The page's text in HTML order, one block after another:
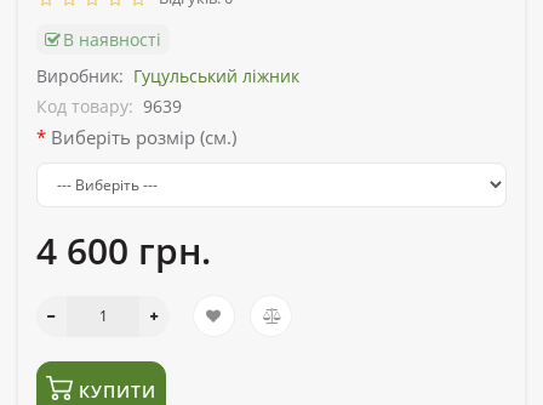
В наявності
Виробник: Гуцульський ліжник
Код товару: 9639
Виберіть розмір (см.)
4 600 грн.
КУПИТИ